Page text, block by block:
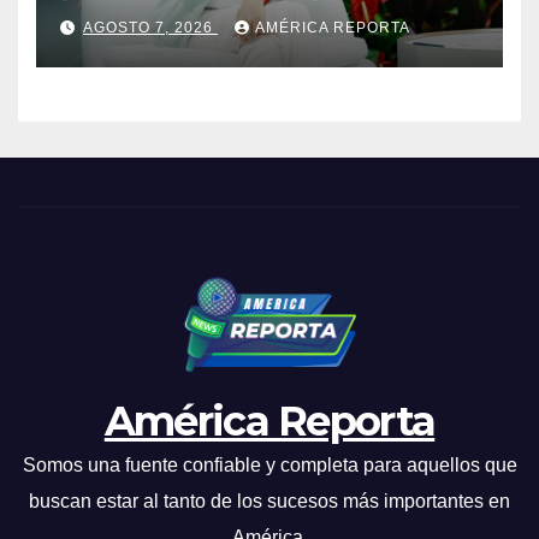
ha beneficiado a unas 2.000
personas en una semana
AGOSTO 7, 2026 AMÉRICA REPORTA
América Reporta
Somos una fuente confiable y completa para aquellos que
buscan estar al tanto de los sucesos más importantes en